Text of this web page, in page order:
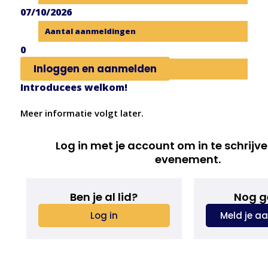
07/10/2026
Aantal aanmeldingen
0
Soort event
Introducees welkom!
Inloggen en aanmelden
Meer informatie volgt later.
Log in met je account om in te
evenement.
Ben je al lid?
Log in
Nog
Meld je